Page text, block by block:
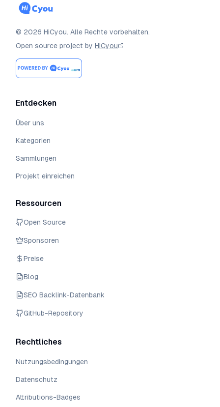
© 2026 HiCyou. Alle Rechte vorbehalten.
Open source project by HiCyou
Entdecken
Über uns
Kategorien
Sammlungen
Projekt einreichen
Ressourcen
Open Source
Sponsoren
Preise
Blog
SEO Backlink-Datenbank
GitHub-Repository
Rechtliches
Nutzungsbedingungen
Datenschutz
Attributions-Badges